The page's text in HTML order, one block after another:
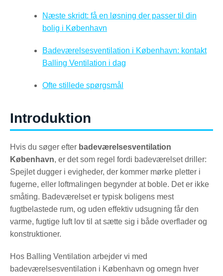
Næste skridt: få en løsning der passer til din
bolig i København
Badeværelsesventilation i København: kontakt
Balling Ventilation i dag
Ofte stillede spørgsmål
Introduktion
Hvis du søger efter badeværelsesventilation
København, er det som regel fordi badeværelset driller:
Spejlet dugger i evigheder, der kommer mørke pletter i
fugerne, eller loftmalingen begynder at boble. Det er ikke
småting. Badeværelset er typisk boligens mest
fugtbelastede rum, og uden effektiv udsugning får den
varme, fugtige luft lov til at sætte sig i både overflader og
konstruktioner.
Hos Balling Ventilation arbejder vi med
badeværelsesventilation i København og omegn hver